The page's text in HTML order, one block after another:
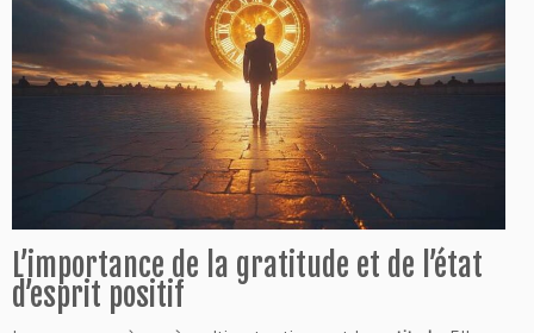
L’importance de la gratitude et de l’état
d’esprit positif